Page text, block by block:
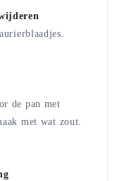
de pan met
met wat zout.